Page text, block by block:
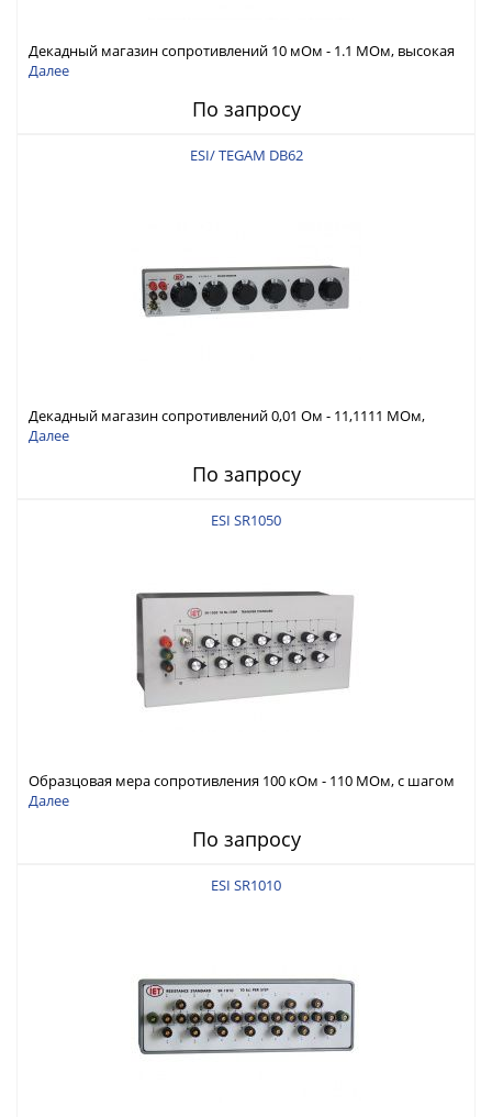
Декадный магазин сопротивлений 10 мОм - 1.1 МОм, высокая
погрешность 20 ppm + 0.5 мОм
Далее
По запросу
ESI/ TEGAM DB62
Декадный магазин сопротивлений 0,01 Ом - 11,1111 МОм,
высокая точность ±(0.01% + 2 мОм)
Далее
По запросу
ESI SR1050
Образцовая мера сопротивления 100 кОм - 110 МОм, с шагом
1 МОм и 10 МОм
Далее
По запросу
ESI SR1010